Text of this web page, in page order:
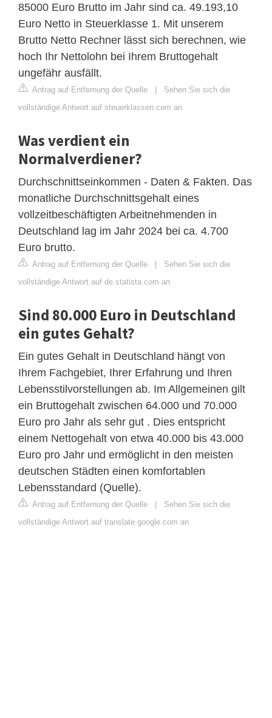
85000 Euro Brutto im Jahr sind ca. 49.193,10
Euro Netto in Steuerklasse 1. Mit unserem
Brutto Netto Rechner lässt sich berechnen, wie
hoch Ihr Nettolohn bei Ihrem Bruttogehalt
ungefähr ausfällt.
Antrag auf Entfernung der Quelle | Sehen Sie sich die
vollständige Antwort auf steuerklassen.com an
Was verdient ein
Normalverdiener?
Durchschnittseinkommen - Daten & Fakten. Das
monatliche Durchschnittsgehalt eines
vollzeitbeschäftigten Arbeitnehmenden in
Deutschland lag im Jahr 2024 bei ca. 4.700
Euro brutto.
Antrag auf Entfernung der Quelle | Sehen Sie sich die
vollständige Antwort auf de.statista.com an
Sind 80.000 Euro in Deutschland
ein gutes Gehalt?
Ein gutes Gehalt in Deutschland hängt von
Ihrem Fachgebiet, Ihrer Erfahrung und Ihren
Lebensstilvorstellungen ab. Im Allgemeinen gilt
ein Bruttogehalt zwischen 64.000 und 70.000
Euro pro Jahr als sehr gut . Dies entspricht
einem Nettogehalt von etwa 40.000 bis 43.000
Euro pro Jahr und ermöglicht in den meisten
deutschen Städten einen komfortablen
Lebensstandard (Quelle).
Antrag auf Entfernung der Quelle | Sehen Sie sich die
vollständige Antwort auf translate.google.com an